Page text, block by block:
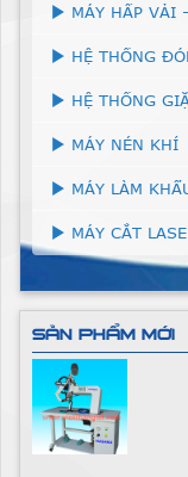
MÁY HẤP
HỆ THỐNG
HỆ THỐNG
MÁY NÉN KHÍ
MÁY LÀM
MÁY CẮT
SẢN PHẨM MỚI